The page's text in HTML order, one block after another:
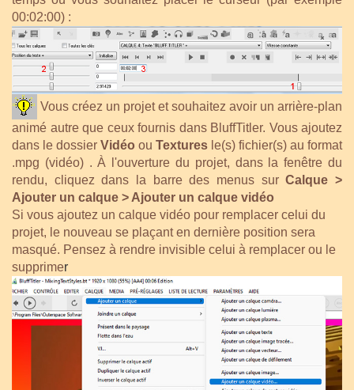
00:02:00) :
Vous créez un projet et souhaitez avoir un arrière-plan
animé autre que ceux fournis dans BluffTitler. Vous ajoutez
dans le dossier Vidéo ou Textures le(s) fichier(s) au format
.mpg (vidéo) . À l'ouverture du projet, dans la fenêtre du
rendu, cliquez dans la barre des menus surCalque >
Ajouter un calque > Ajouter un calque vidéo
Si vous ajoutez un calque vidéo pour remplacer celui du
projet, le nouveau se plaçant en dernière position sera
masqué. Pensez à rendre invisible celui à remplacer ou le
supprimer